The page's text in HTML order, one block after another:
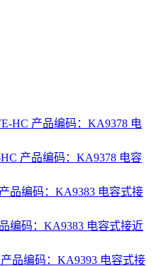
产品编码：KA9378 电容
编码：KA9383 电容式接近